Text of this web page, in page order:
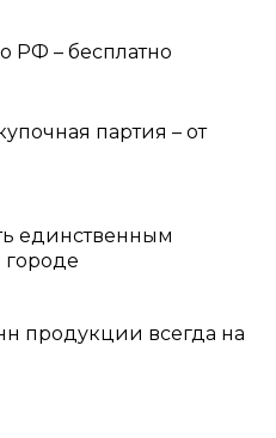
РФ – бесплатно
партия – от
единственным
продукции всегда на